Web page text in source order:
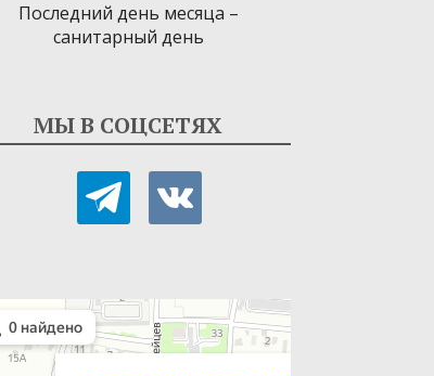
Последний день месяца –
санитарный день
МЫ В СОЦСЕТЯХ
telegram vkontakte
библиотека-филиал № 9
в Севастополе